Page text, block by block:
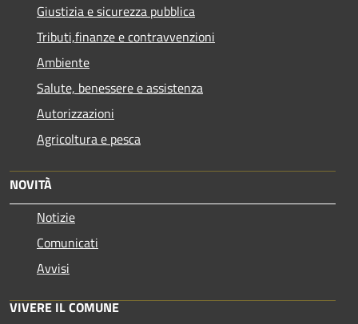
Giustizia e sicurezza pubblica
Tributi,finanze e contravvenzioni
Ambiente
Salute, benessere e assistenza
Autorizzazioni
Agricoltura e pesca
NOVITÀ
Notizie
Comunicati
Avvisi
VIVERE IL COMUNE